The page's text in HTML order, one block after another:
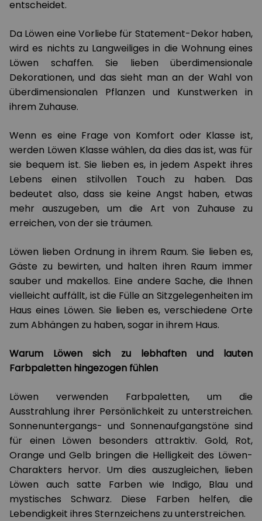
entscheidet.
Da Löwen eine Vorliebe für Statement-Dekor haben,
wird es nichts zu Langweiliges in die Wohnung eines
Löwen schaffen. Sie lieben überdimensionale
Dekorationen, und das sieht man an der Wahl von
überdimensionalen Pflanzen und Kunstwerken in
ihrem Zuhause.
Wenn es eine Frage von Komfort oder Klasse ist,
werden Löwen Klasse wählen, da dies das ist, was für
sie bequem ist. Sie lieben es, in jedem Aspekt ihres
Lebens einen stilvollen Touch zu haben. Das
bedeutet also, dass sie keine Angst haben, etwas
mehr auszugeben, um die Art von Zuhause zu
erreichen, von der sie träumen.
Löwen lieben Ordnung in ihrem Raum. Sie lieben es,
Gäste zu bewirten, und halten ihren Raum immer
sauber und makellos. Eine andere Sache, die Ihnen
vielleicht auffällt, ist die Fülle an Sitzgelegenheiten im
Haus eines Löwen. Sie lieben es, verschiedene Orte
zum Abhängen zu haben, sogar in ihrem Haus.
Warum Löwen sich zu lebhaften und lauten
Farbpaletten hingezogen fühlen
Löwen verwenden Farbpaletten, um die
Ausstrahlung ihrer Persönlichkeit zu unterstreichen.
Sonnenuntergangs- und Sonnenaufgangstöne sind
für einen Löwen besonders attraktiv. Gold, Rot,
Orange und Gelb bringen die Helligkeit des Löwen-
Charakters hervor. Um dies auszugleichen, lieben
Löwen auch satte Farben wie Indigo, Blau und
mystisches Schwarz. Diese Farben helfen, die
Lebendigkeit ihres Sternzeichens zu unterstreichen.